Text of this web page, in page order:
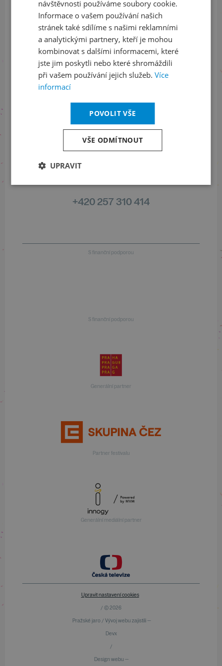
ODEBÍRAT NEWSLETTER
Sledujte nás na sociálních sítích
LinkedIn
flickr
Informace o stavu objednávek
+420 461 049 232
+420 257 310 414
S finanční podporou
S finanční podporou
Generální partner
Partner festivalu
Generální mediální partner
Upravit nastavení cookies
/ © 2026
Pražské jaro / Vývoj webu zajistili —
Devx
/
Design webu —
návštěvnosti používáme soubory cookie.
Informace o vašem používání našich
stránek také sdílíme s našimi reklamními
a analytickými partnery, kteří je mohou
kombinovat s dalšími informacemi, které
jste jim poskytli nebo které shromáždili
při vašem používání jejich služeb. Více
informací
POVOLIT VŠE
VŠE ODMÍTNOUT
UPRAVIT